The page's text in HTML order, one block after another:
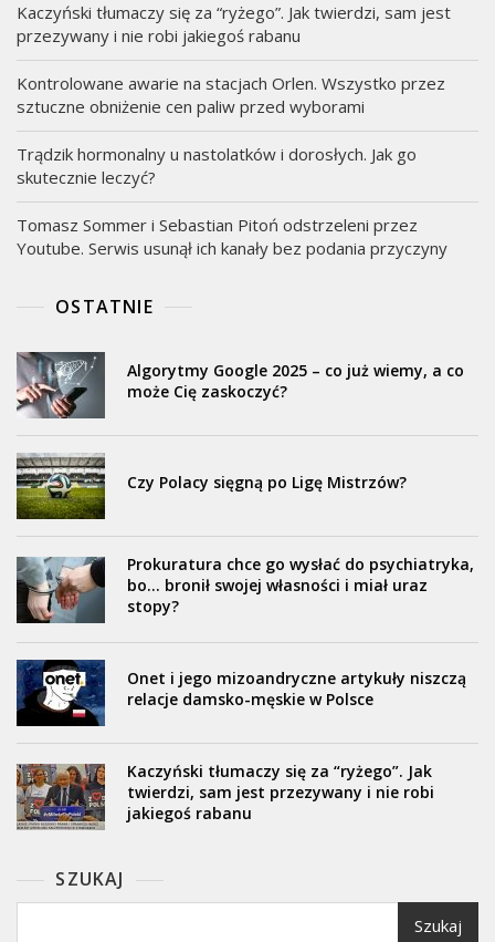
Kaczyński tłumaczy się za “ryżego”. Jak twierdzi, sam jest
przezywany i nie robi jakiegoś rabanu
Kontrolowane awarie na stacjach Orlen. Wszystko przez
sztuczne obniżenie cen paliw przed wyborami
Trądzik hormonalny u nastolatków i dorosłych. Jak go
skutecznie leczyć?
Tomasz Sommer i Sebastian Pitoń odstrzeleni przez
Youtube. Serwis usunął ich kanały bez podania przyczyny
OSTATNIE
Algorytmy Google 2025 – co już wiemy, a co
może Cię zaskoczyć?
Czy Polacy sięgną po Ligę Mistrzów?
Prokuratura chce go wysłać do psychiatryka,
bo… bronił swojej własności i miał uraz
stopy?
Onet i jego mizoandryczne artykuły niszczą
relacje damsko-męskie w Polsce
Kaczyński tłumaczy się za “ryżego”. Jak
twierdzi, sam jest przezywany i nie robi
jakiegoś rabanu
SZUKAJ
Szukaj